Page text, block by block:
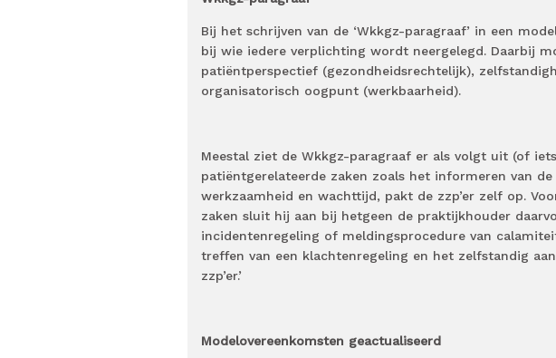
Bij het schrijven van de ‘Wkkgz-paragraaf’ in een
bij wie iedere verplichting wordt neergelegd. Daarbij
patiëntperspectief (gezondheidsrechtelijk),
organisatorisch oogpunt (werkbaarheid).
Meestal ziet de Wkkgz-paragraaf er als volgt uit (of
patiëntgerelateerde zaken zoals het informeren van
werkzaamheid en wachttijd, pakt de zzp’er zelf op.
zaken sluit hij aan bij hetgeen de praktijkhouder
incidentenregeling of meldingsprocedure van
treffen van een klachtenregeling en het zelfstandig
zzp’er.’
Modelovereenkomsten geactualiseerd